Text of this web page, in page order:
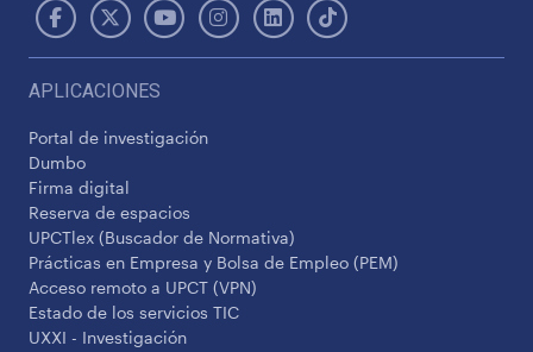
APLICACIONES
Portal de investigación
Dumbo
Firma digital
Reserva de espacios
UPCTlex (Buscador de Normativa)
Prácticas en Empresa y Bolsa de Empleo (PEM)
Acceso remoto a UPCT (VPN)
Estado de los servicios TIC
UXXI - Investigación